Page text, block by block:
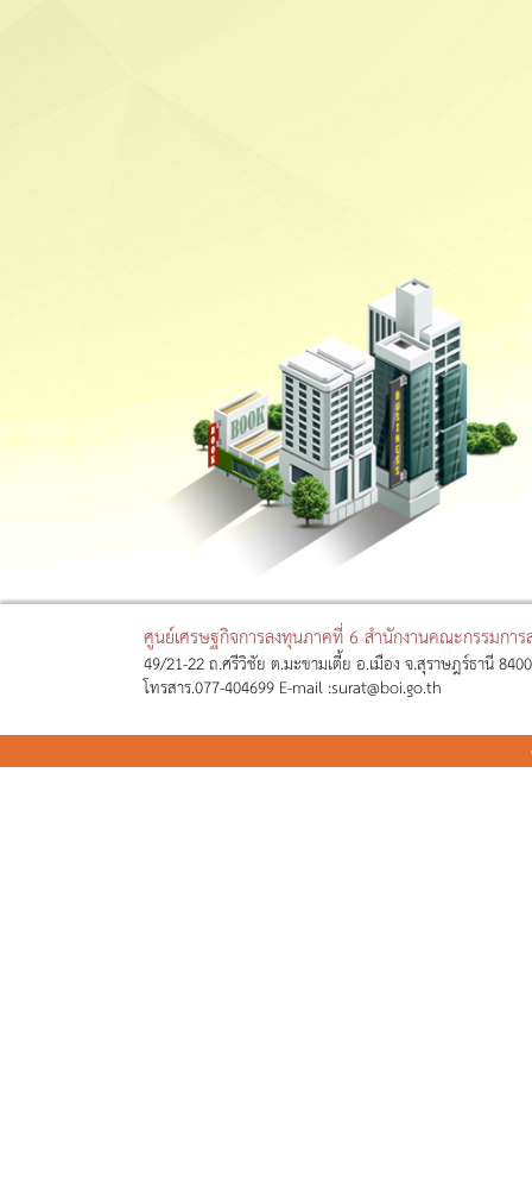
ศูนย์เศรษฐกิจการลงทุนภาคที่ 6 สำนักงานคณะกรรมการ
49/21-22 ถ.ศรีวิชัย ต.มะขามเตี้ย อ.เมือง จ.สุราษฎร์ธานี
โทรสาร.077-404699 E-mail :surat@boi.go.th